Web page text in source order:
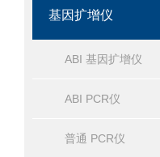
基因扩增仪
ABI 基因扩增仪
ABI PCR仪
普通 PCR仪